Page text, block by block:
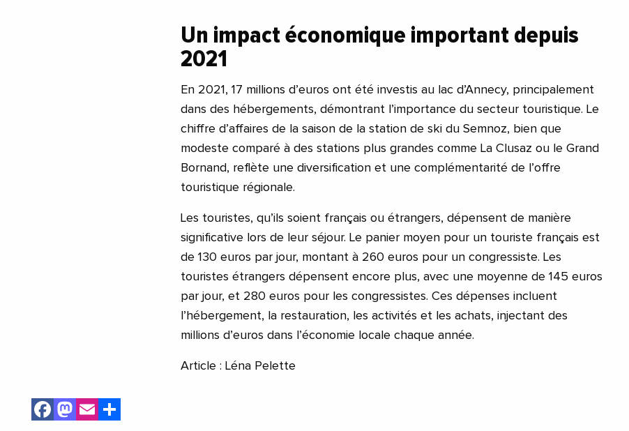
Un impact économique important depuis
2021
En 2021, 17 millions d’euros ont été investis au lac d’Annecy, principalement
dans des hébergements, démontrant l’importance du secteur touristique. Le
chiffre d’affaires de la saison de la station de ski du Semnoz, bien que
modeste comparé à des stations plus grandes comme La Clusaz ou le Grand
Bornand, reflète une diversification et une complémentarité de l’offre
touristique régionale.
Les touristes, qu’ils soient français ou étrangers, dépensent de manière
significative lors de leur séjour. Le panier moyen pour un touriste français est
de 130 euros par jour, montant à 260 euros pour un congressiste. Les
touristes étrangers dépensent encore plus, avec une moyenne de 145 euros
par jour, et 280 euros pour les congressistes. Ces dépenses incluent
l’hébergement, la restauration, les activités et les achats, injectant des
millions d’euros dans l’économie locale chaque année.
Article : Léna Pelette
Facebook
Mastodon
Email